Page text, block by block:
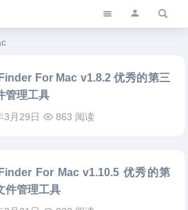
For Mac v1.8.2 优秀的第三
管理工具
3月29日 863 阅读
For Mac v1.10.5 优秀的第
件管理工具